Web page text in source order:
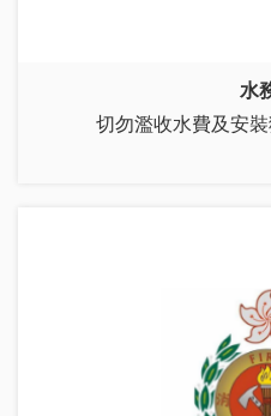
水
切勿濫收水費及安